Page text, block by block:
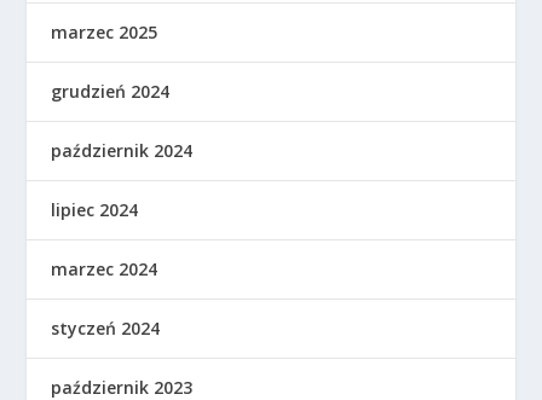
marzec 2025
grudzień 2024
październik 2024
lipiec 2024
marzec 2024
styczeń 2024
październik 2023